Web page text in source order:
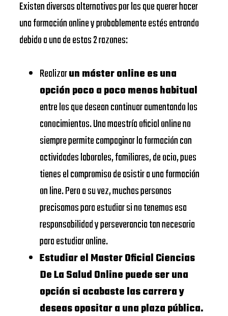
EADA
https://www.eada.edu/es/
School
URJC
Universidad
Rey Juan
Carlos
https://www.urjc.es/
VIU
Universidad
Internacional
de Valencia
https://
UDIMA https://www.udima.es/
Dónde Master
Oficial
Ciencias De La
Salud Online:
EADA
BUSINESS
UNIVERSIDAD
DE
NAVARRA –
SCHOOL
OF
ECONOMICS
AND
BUSINESS
UNIVERSIDAD
CALORS III
UNIVERSIDAD
Existen diversas alternativas por las que querer hacer
una formación online y probablemente estés entrando
debido a una de estas 2 razones:
Realizarun máster online es una
opción poco a poco menos habitual
entre los que desean continuar aumentando los
conocimientos. Una maestría oficial online no
siempre permite compaginar la formación con
actividades laborales, familiares, de ocio, pues
tienes el compromiso de asistir a una formación
on line. Pero a su vez, muchas personas
precisamos para estudiar si no tenemos esa
responsabilidad y perseverancia tan necesaria
para estudiar online.
Estudiar el Master Oficial Ciencias
De La Salud Online puede ser una
opción si acabaste las carrera y
deseas opositar a una plaza pública.